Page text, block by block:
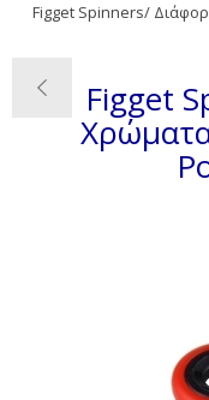
ΣΥΝΔΕΣΗ
Figget Spinners/
Figget